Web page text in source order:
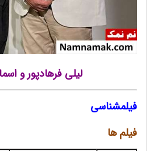
لیلی فرهادپور و
فیلمشناسی
فیلم ها